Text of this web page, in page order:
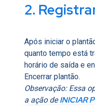
2.
Após iniciar o
quanto tempo está
horário de saída e
Encerrar plantão.
Observação: Essa
a ação deINICIAR